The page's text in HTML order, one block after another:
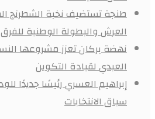
طنجة تستضيف نخبة الشطرنج
العرش والبطولة الوطنية للفرق
نهضة بركان تعزز مشروعها
العبدي لقيادة التكوين
إبراهيم العسري رئيسًا جديدًا
سباق الانتخابات